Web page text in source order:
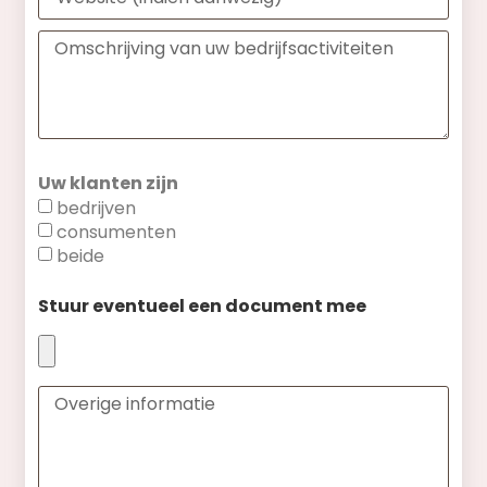
Uw klanten zijn
bedrijven
consumenten
beide
Stuur eventueel een document mee